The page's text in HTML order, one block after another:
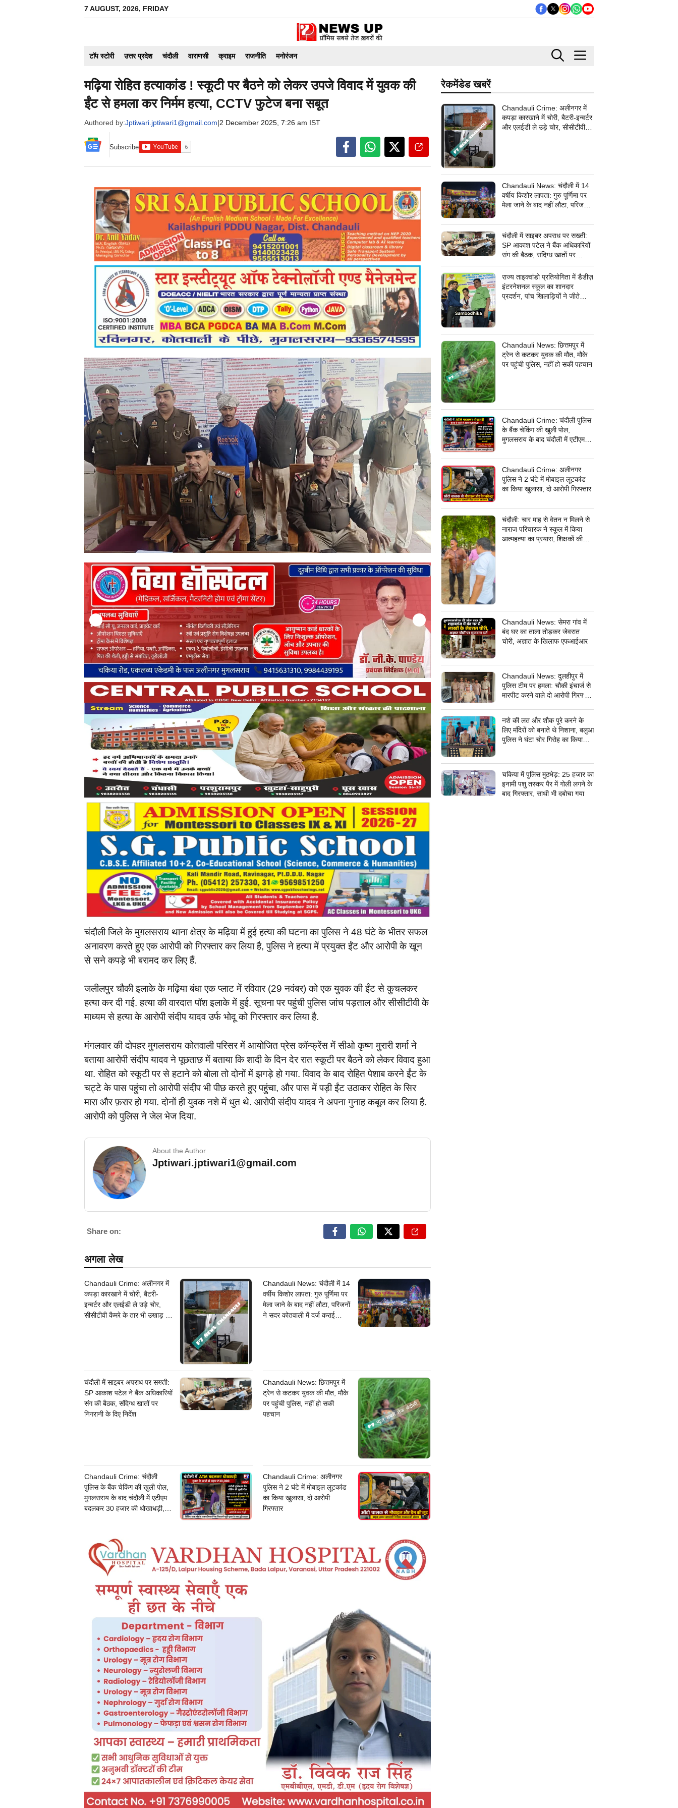
7 AUGUST, 2026, FRIDAY
टाॅप स्टोरी उत्तर प्रदेश चंदौली वाराणसी क्राइम राजनीति मनोरंजन
मढ़िया रोहित हत्याकांड ! स्कूटी पर बैठने को लेकर उपजे विवाद में युवक की
ईंट से हमला कर निर्मम हत्या, CCTV फुटेज बना सबूत
Authored by:Jptiwari.jptiwari1@gmail.com|2 December 2025, 7:26 am IST
Subscribe
चंदौली जिले के मुग़लसराय थाना क्षेत्र के मढ़िया में हुई हत्या की घटना का पुलिस ने 48 घंटे के भीतर सफल
अनावरण करते हुए एक आरोपी को गिरफ्तार कर लिया है, पुलिस ने हत्या में प्रयुक्त ईंट और आरोपी के खून
से सने कपड़े भी बरामद कर लिए हैं.
जलीलपुर चौकी इलाके के मढ़िया बंधा एक प्लाट में रविवार (29 नवंबर) को एक युवक की ईंट से कुचलकर
हत्या कर दी गई. हत्या की वारदात पॉश इलाके में हुई. सूचना पर पहुंची पुलिस जांच पड़ताल और सीसीटीवी के
माध्यम से हत्या के आरोपी संदीप यादव उर्फ भोदू को गिरफ्तार कर लिया है.
मंगलवार की दोपहर मुगलसराय कोतवाली परिसर में आयोजित प्रेस कॉन्फ्रेंस में सीओ कृष्ण मुरारी शर्मा ने
बताया आरोपी संदीप यादव ने पूछताछ में बताया कि शादी के दिन देर रात स्कूटी पर बैठने को लेकर विवाद हुआ
था. रोहित को स्कूटी पर से हटाने को बोला तो दोनों में झगड़े हो गया. विवाद के बाद रोहित पेशाब करने ईंट के
चट्टे के पास पहुंचा तो आरोपी संदीप भी पीछ करते हुए पहुंचा, और पास में पड़ी ईंट उठाकर रोहित के सिर
मारा और फ़रार हो गया. दोनों ही युवक नशे में धुत थे. आरोपी संदीप यादव ने अपना गुनाह कबूल कर लिया है.
आरोपी को पुलिस ने जेल भेज दिया.
About the Author
Jptiwari.jptiwari1@gmail.com
Share on:
अगला लेख
Chandauli Crime: अलीनगर में
कपड़ा कारखाने में चोरी, बैटरी-
इन्वर्टर और एलईडी ले उड़े चोर,
सीसीटीवी कैमरे के तार भी उखाड़ ले
Chandauli News: चंदौली में 14
वर्षीय किशोर लापता: गुरु पूर्णिमा पर
मेला जाने के बाद नहीं लौटा, परिजनों
ने सदर कोतवाली में दर्ज कराई
चंदौली में साइबर अपराध पर सख्ती:
SP आकाश पटेल ने बैंक अधिकारियों
संग की बैठक, संदिग्ध खातों पर
निगरानी के दिए निर्देश
Chandauli News: छित्तमपुर में
ट्रेन से कटकर युवक की मौत, मौके
पर पहुंची पुलिस, नहीं हो सकी
पहचान
Chandauli Crime: चंदौली
पुलिस के बैंक चेकिंग की खुली पोल,
मुगलसराय के बाद चंदौली में एटीएम
बदलकर 30 हजार की धोखाधड़ी,
Chandauli Crime: अलीनगर
पुलिस ने 2 घंटे में मोबाइल लूटकांड
का किया खुलासा, दो आरोपी
गिरफ्तार
रेकमेंडेड खबरें
Chandauli Crime: अलीनगर में
कपड़ा कारखाने में चोरी, बैटरी-इन्वर्टर
और एलईडी ले उड़े चोर, सीसीटीवी
Chandauli News: चंदौली में 14
वर्षीय किशोर लापता: गुरु पूर्णिमा पर
मेला जाने के बाद नहीं लौटा, परिजनों
गुमशुदगी
चंदौली में साइबर अपराध पर सख्ती:
SP आकाश पटेल ने बैंक अधिकारियों
संग की बैठक, संदिग्ध खातों पर
निगरानी के दिए निर्देश
राज्य ताइक्वांडो प्रतियोगिता में डैडीज़
इंटरनेशनल स्कूल का शानदार
प्रदर्शन, पांच खिलाड़ियों ने जीते
Chandauli News: छित्तमपुर में
ट्रेन से कटकर युवक की मौत, मौके
पर पहुंची पुलिस, नहीं हो सकी पहचान
Chandauli Crime: चंदौली पुलिस
के बैंक चेकिंग की खुली पोल,
मुगलसराय के बाद चंदौली में एटीएम
जांच में जुटी पुलिस
Chandauli Crime: अलीनगर
पुलिस ने 2 घंटे में मोबाइल लूटकांड
का किया खुलासा, दो आरोपी गिरफ्तार
चंदौली: चार माह से वेतन न मिलने से
नाराज परिचारक ने स्कूल में किया
आत्महत्या का प्रयास, शिक्षकों की
Chandauli News: सेमरा गांव में
बंद घर का ताला तोड़कर जेवरात
चोरी, अज्ञात के खिलाफ एफआईआर
Chandauli News: दुलहीपुर में
पुलिस टीम पर हमला: चौकी इंचार्ज से
मारपीट करने वाले दो आरोपी गिरफ्तार,
नशे की लत और शौक पूरे करने के
लिए मंदिरों को बनाते थे निशाना, बलुआ
पुलिस ने घंटा चोर गिरोह का किया
चकिया में पुलिस मुठभेड़: 25 हजार का
इनामी पशु तस्कर पैर में गोली लगने के
बाद गिरफ्तार, साथी भी दबोचा गया